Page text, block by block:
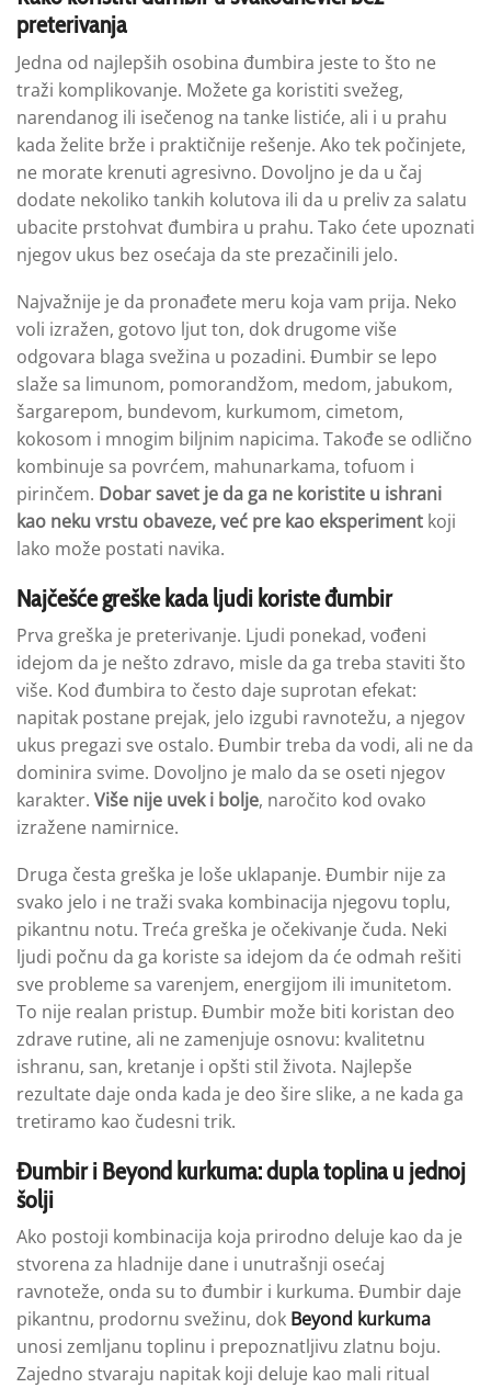
preterivanja
Jedna od najlepših osobina đumbira jeste to što ne
traži komplikovanje. Možete ga koristiti svežeg,
narendanog ili isečenog na tanke listiće, ali i u prahu
kada želite brže i praktičnije rešenje. Ako tek počinjete,
ne morate krenuti agresivno. Dovoljno je da u čaj
dodate nekoliko tankih kolutova ili da u preliv za salatu
ubacite prstohvat đumbira u prahu. Tako ćete upoznati
njegov ukus bez osećaja da ste prezačinili jelo.
Najvažnije je da pronađete meru koja vam prija. Neko
voli izražen, gotovo ljut ton, dok drugome više
odgovara blaga svežina u pozadini. Đumbir se lepo
slaže sa limunom, pomorandžom, medom, jabukom,
šargarepom, bundevom, kurkumom, cimetom,
kokosom i mnogim biljnim napicima. Takođe se odlično
kombinuje sa povrćem, mahunarkama, tofuom i
pirinčem. Dobar savet je da ga ne koristite u ishrani
kao neku vrstu obaveze, već pre kao eksperiment koji
lako može postati navika.
Najčešće greške kada ljudi koriste đumbir
Prva greška je preterivanje. Ljudi ponekad, vođeni
idejom da je nešto zdravo, misle da ga treba staviti što
više. Kod đumbira to često daje suprotan efekat:
napitak postane prejak, jelo izgubi ravnotežu, a njegov
ukus pregazi sve ostalo. Đumbir treba da vodi, ali ne da
dominira svime. Dovoljno je malo da se oseti njegov
karakter. Više nije uvek i bolje, naročito kod ovako
izražene namirnice.
Druga česta greška je loše uklapanje. Đumbir nije za
svako jelo i ne traži svaka kombinacija njegovu toplu,
pikantnu notu. Treća greška je očekivanje čuda. Neki
ljudi počnu da ga koriste sa idejom da će odmah rešiti
sve probleme sa varenjem, energijom ili imunitetom.
To nije realan pristup. Đumbir može biti koristan deo
zdrave rutine, ali ne zamenjuje osnovu: kvalitetnu
ishranu, san, kretanje i opšti stil života. Najlepše
rezultate daje onda kada je deo šire slike, a ne kada ga
tretiramo kao čudesni trik.
Đumbir i Beyond kurkuma: dupla toplina u jednoj
šolji
Ako postoji kombinacija koja prirodno deluje kao da je
stvorena za hladnije dane i unutrašnji osećaj
ravnoteže, onda su to đumbir i kurkuma. Đumbir daje
pikantnu, prodornu svežinu, dok Beyond kurkuma
unosi zemljanu toplinu i prepoznatljivu zlatnu boju.
Zajedno stvaraju napitak koji deluje kao mali ritual